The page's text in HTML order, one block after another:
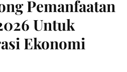
Pemanfaatan
Untuk
Ekonomi